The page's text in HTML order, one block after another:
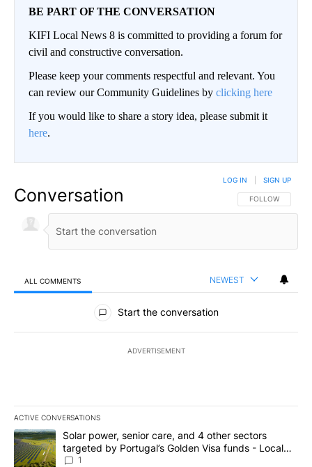
BE PART OF THE CONVERSATION
KIFI Local News 8 is committed to providing a forum for
civil and constructive conversation.
Please keep your comments respectful and relevant. You
can review our Community Guidelines by clicking here
If you would like to share a story idea, please submit it
here.
Conversation FOLLOW THIS
FOLLOW
LOG IN SIGN UP
ALL COMMENTS NEWEST
All Comments
Start the conversation
ADVERTISEMENT
ACTIVE CONVERSATIONS
The following is a list of the most commented articles in the last
A trending article titled "Solar power, senior care, and 4 other
Solar power, senior care, and 4 other sectors
targeted by Portugal’s Golden Visa funds - Local
News 8
1